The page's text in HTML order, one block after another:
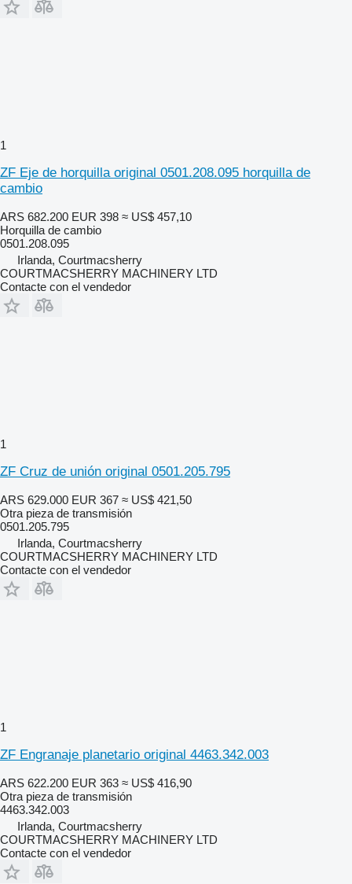
1
ZF Eje de horquilla original 0501.208.095 horquilla de
cambio
ARS 682.200 EUR 398 ≈ US$ 457,10
Horquilla de cambio
0501.208.095
Irlanda, Courtmacsherry
COURTMACSHERRY MACHINERY LTD
Contacte con el vendedor
1
ZF Cruz de unión original 0501.205.795
ARS 629.000 EUR 367 ≈ US$ 421,50
Otra pieza de transmisión
0501.205.795
Irlanda, Courtmacsherry
COURTMACSHERRY MACHINERY LTD
Contacte con el vendedor
1
ZF Engranaje planetario original 4463.342.003
ARS 622.200 EUR 363 ≈ US$ 416,90
Otra pieza de transmisión
4463.342.003
Irlanda, Courtmacsherry
COURTMACSHERRY MACHINERY LTD
Contacte con el vendedor